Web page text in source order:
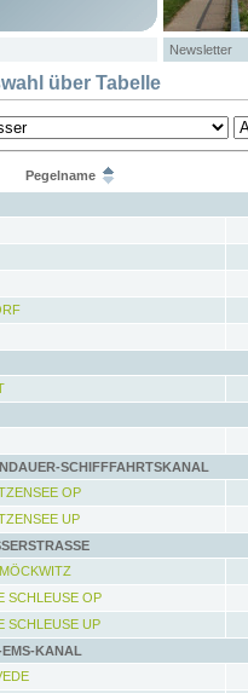
Newsletter
über Tabelle
Pegelname
SCHIFFFAHRTSKANAL
OP
UP
SCHLEUSE OP
SCHLEUSE UP
KANAL